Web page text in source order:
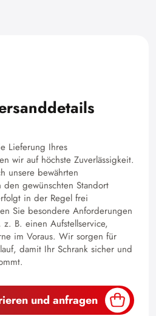
Lieferung Ihres
wir auf höchste Zuverlässigkeit.
unsere bewährten
gewünschten Standort
in der Regel frei
Sie besondere Anforderungen
B. einen Aufstellservice,
im Voraus. Wir sorgen für
damit Ihr Schrank sicher und
und anfragen